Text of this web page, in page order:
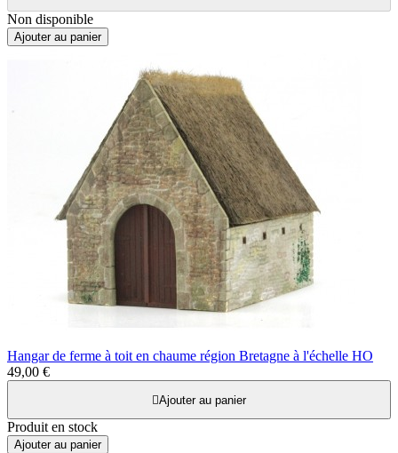
Non disponible
Ajouter au panier
Hangar de ferme à toit en chaume région Bretagne à l'échelle HO
49,00 €
Ajouter au panier
Produit en stock
Ajouter au panier